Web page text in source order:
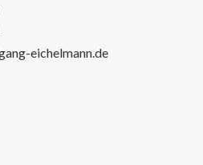
eichelmann.de